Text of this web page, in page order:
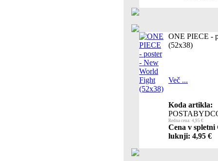
ONE PIECE -
(52x38)
Več ...
Koda artikla:
Redna cena: 4,95 €
Cena v
luknji: 4,95 €